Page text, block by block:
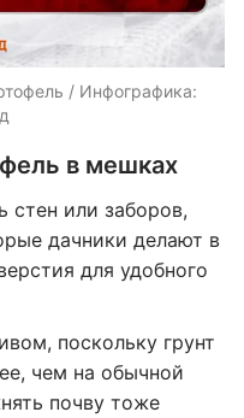
/ Инфографика:
в мешках
стен или заборов,
дачники делают в
для удобного
поскольку грунт
чем на обычной
почву тоже